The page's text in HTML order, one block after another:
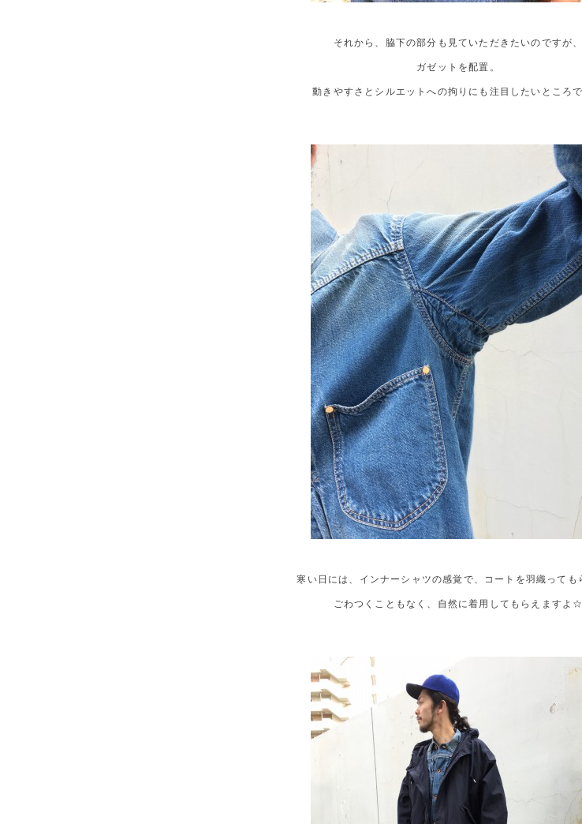
それから、脇下の部分も見ていただきたいのですが、
ガゼットを配置。
動きやすさとシルエットへの拘りにも注目したいところで
寒い日には、インナーシャツの感覚で、コートを羽織っても
ごわつくこともなく、自然に着用してもらえますよ☆